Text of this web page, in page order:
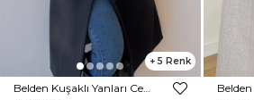
5